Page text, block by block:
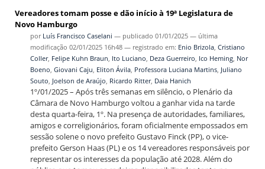
Vereadores tomam posse e dão início à 19ª Legislatura de
Novo Hamburgo
por Luís Francisco Caselani — publicado 01/01/2025 — última
modificação 02/01/2025 16h48 — registrado em: Enio Brizola, Cristiano
Coller, Felipe Kuhn Braun Ito Luciano Deza Guerreiro Ico Heming, Nor
Boeno Giovani Caju Eliton Ávila, Professora Luciana Martins, Juliano
Souto Joelson de Araújo Ricardo Ritter, Daia Hanich
1º/01/2025 – Após três semanas em silêncio, o Plenário da
Câmara de Novo Hamburgo voltou a ganhar vida na tarde
desta quarta-feira, 1º. Na presença de autoridades, familiares,
amigos e correligionários, foram oficialmente empossados em
sessão solene o novo prefeito Gustavo Finck (PP), o vice-
prefeito Gerson Haas (PL) e os 14 vereadores responsáveis por
representar os interesses da população até 2028. Além do